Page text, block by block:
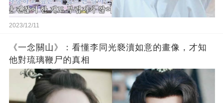
2023/12/11
《一念關山》：看懂李同光褻瀆如意的畫像，才知
他對琉璃鞭尸的真相